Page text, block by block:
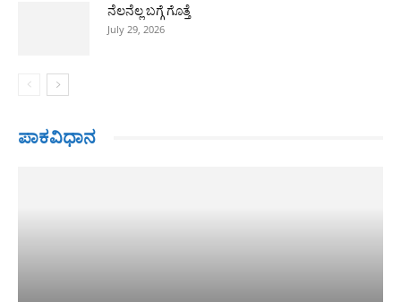
ನೆಲನೆಲ್ಲ ಬಗ್ಗೆ ಗೊತ್ತೆ
July 29, 2026
ಪಾಕವಿಧಾನ